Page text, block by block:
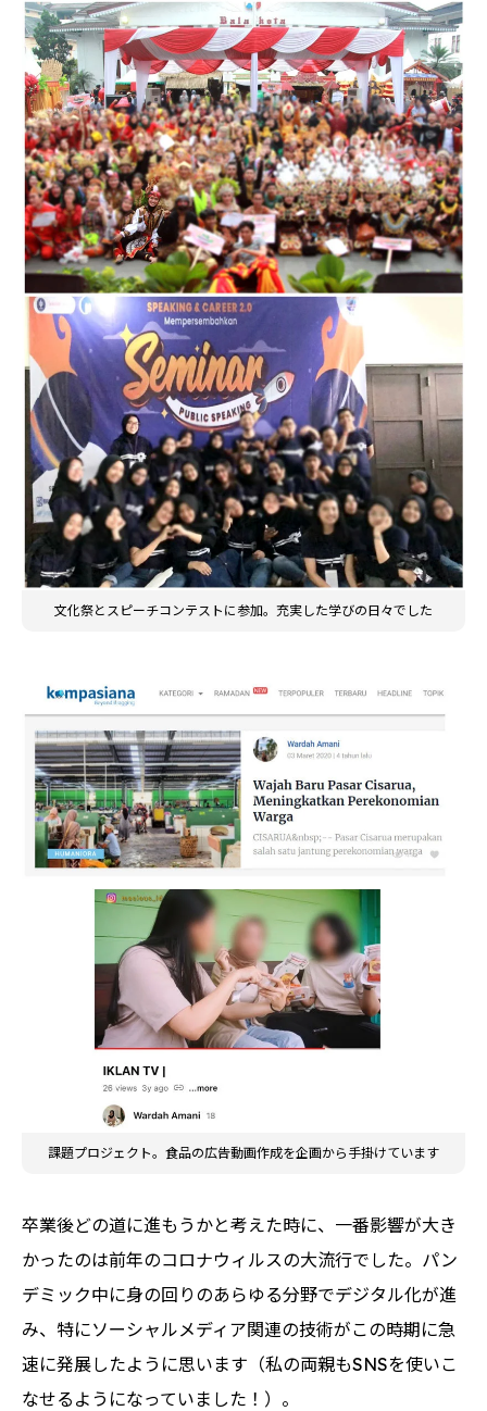
文化祭とスピーチコンテストに参加。充実した学びの日々でした
課題プロジェクト。食品の広告動画作成を企画から手掛けています
卒業後どの道に進もうかと考えた時に、一番影響が大き
かったのは前年のコロナウィルスの大流行でした。パン
デミック中に身の回りのあらゆる分野でデジタル化が進
み、特にソーシャルメディア関連の技術がこの時期に急
速に発展したように思います（私の両親もSNSを使いこ
なせるようになっていました！）。